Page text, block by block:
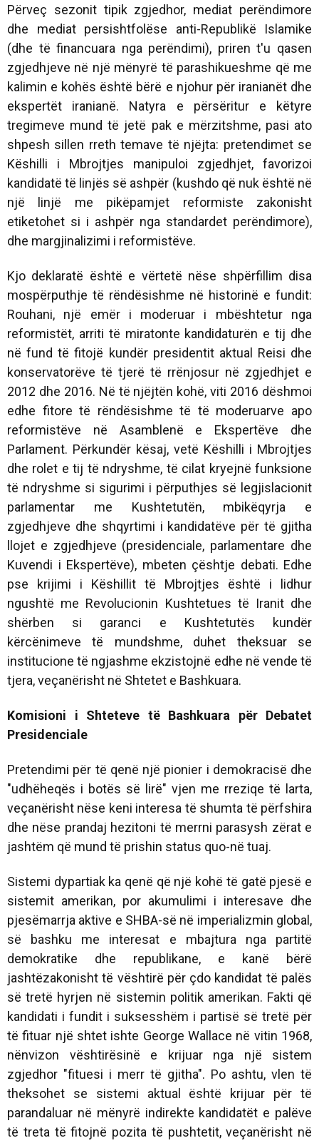
Përveç sezonit tipik zgjedhor, mediat perëndimore
dhe mediat persishtfolëse anti-Republikë Islamike
(dhe të financuara nga perëndimi), priren t'u qasen
zgjedhjeve në një mënyrë të parashikueshme që me
kalimin e kohës është bërë e njohur për iranianët dhe
ekspertët iranianë. Natyra e përsëritur e këtyre
tregimeve mund të jetë pak e mërzitshme, pasi ato
shpesh sillen rreth temave të njëjta: pretendimet se
Këshilli i Mbrojtjes manipuloi zgjedhjet, favorizoi
kandidatë të linjës së ashpër (kushdo që nuk është në
një linjë me pikëpamjet reformiste zakonisht
etiketohet si i ashpër nga standardet perëndimore),
dhe margjinalizimi i reformistëve.
Kjo deklaratë është e vërtetë nëse shpërfillim disa
mospërputhje të rëndësishme në historinë e fundit:
Rouhani, një emër i moderuar i mbështetur nga
reformistët, arriti të miratonte kandidaturën e tij dhe
në fund të fitojë kundër presidentit aktual Reisi dhe
konservatorëve të tjerë të rrënjosur në zgjedhjet e
2012 dhe 2016. Në të njëjtën kohë, viti 2016 dëshmoi
edhe fitore të rëndësishme të të moderuarve apo
reformistëve në Asamblenë e Ekspertëve dhe
Parlament. Përkundër kësaj, vetë Këshilli i Mbrojtjes
dhe rolet e tij të ndryshme, të cilat kryejnë funksione
të ndryshme si sigurimi i përputhjes së legjislacionit
parlamentar me Kushtetutën, mbikëqyrja e
zgjedhjeve dhe shqyrtimi i kandidatëve për të gjitha
llojet e zgjedhjeve (presidenciale, parlamentare dhe
Kuvendi i Ekspertëve), mbeten çështje debati. Edhe
pse krijimi i Këshillit të Mbrojtjes është i lidhur
ngushtë me Revolucionin Kushtetues të Iranit dhe
shërben si garanci e Kushtetutës kundër
kërcënimeve të mundshme, duhet theksuar se
institucione të ngjashme ekzistojnë edhe në vende të
tjera, veçanërisht në Shtetet e Bashkuara.
Komisioni i Shteteve të Bashkuara për Debatet
Presidenciale
Pretendimi për të qenë një pionier i demokracisë dhe
"udhëheqës i botës së lirë" vjen me rreziqe të larta,
veçanërisht nëse keni interesa të shumta të përfshira
dhe nëse prandaj hezitoni të merrni parasysh zërat e
jashtëm që mund të prishin status quo-në tuaj.
Sistemi dypartiak ka qenë që një kohë të gatë pjesë e
sistemit amerikan, por akumulimi i interesave dhe
pjesëmarrja aktive e SHBA-së në imperializmin global,
së bashku me interesat e mbajtura nga partitë
demokratike dhe republikane, e kanë bërë
jashtëzakonisht të vështirë për çdo kandidat të palës
së tretë hyrjen në sistemin politik amerikan. Fakti që
kandidati i fundit i suksesshëm i partisë së tretë për
të fituar një shtet ishte George Wallace në vitin 1968,
nënvizon vështirësinë e krijuar nga një sistem
zgjedhor "fituesi i merr të gjitha". Po ashtu, vlen të
theksohet se sistemi aktual është krijuar për të
parandaluar në mënyrë indirekte kandidatët e palëve
të treta të fitojnë pozita të pushtetit, veçanërisht në